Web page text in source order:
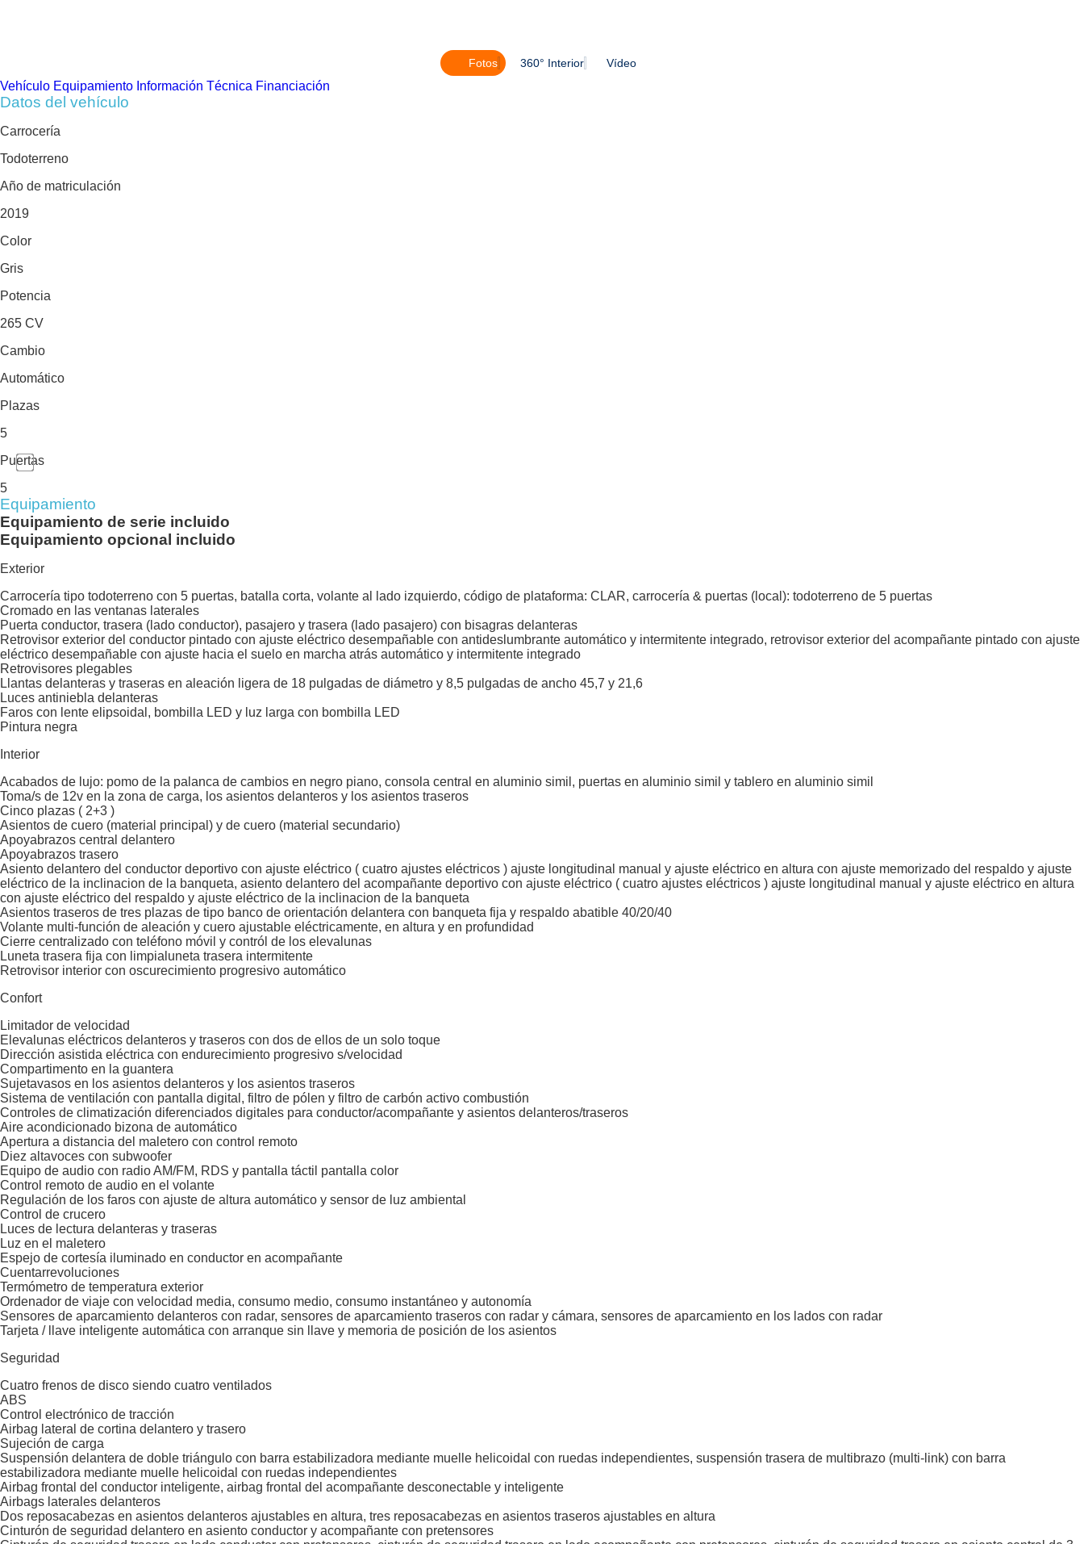
Fotos 360° Interior Vídeo
Vehículo Equipamiento Información Técnica Financiación
Datos del vehículo
Carrocería
Todoterreno
Año de matriculación
2019
Color
Gris
Potencia
265 CV
Cambio
Automático
Plazas
5
Puertas
5
Equipamiento
Equipamiento de serie incluido
Equipamiento opcional incluido
Exterior
Carrocería tipo todoterreno con 5 puertas, batalla corta, volante al lado izquierdo, código de plataforma: CLAR, carrocería & puertas (local): todoterreno de 5 puertas
Cromado en las ventanas laterales
Puerta conductor, trasera (lado conductor), pasajero y trasera (lado pasajero) con bisagras delanteras
Retrovisor exterior del conductor pintado con ajuste eléctrico desempañable con antideslumbrante automático y intermitente integrado, retrovisor exterior del acompañante pintado con ajuste
eléctrico desempañable con ajuste hacia el suelo en marcha atrás automático y intermitente integrado
Retrovisores plegables
Llantas delanteras y traseras en aleación ligera de 18 pulgadas de diámetro y 8,5 pulgadas de ancho 45,7 y 21,6
Luces antiniebla delanteras
Faros con lente elipsoidal, bombilla LED y luz larga con bombilla LED
Pintura negra
Interior
Acabados de lujo: pomo de la palanca de cambios en negro piano, consola central en aluminio simil, puertas en aluminio simil y tablero en aluminio simil
Toma/s de 12v en la zona de carga, los asientos delanteros y los asientos traseros
Cinco plazas ( 2+3 )
Asientos de cuero (material principal) y de cuero (material secundario)
Apoyabrazos central delantero
Apoyabrazos trasero
Asiento delantero del conductor deportivo con ajuste eléctrico ( cuatro ajustes eléctricos ) ajuste longitudinal manual y ajuste eléctrico en altura con ajuste memorizado del respaldo y ajuste
eléctrico de la inclinacion de la banqueta, asiento delantero del acompañante deportivo con ajuste eléctrico ( cuatro ajustes eléctricos ) ajuste longitudinal manual y ajuste eléctrico en altura
con ajuste eléctrico del respaldo y ajuste eléctrico de la inclinacion de la banqueta
Asientos traseros de tres plazas de tipo banco de orientación delantera con banqueta fija y respaldo abatible 40/20/40
Volante multi-función de aleación y cuero ajustable eléctricamente, en altura y en profundidad
Cierre centralizado con teléfono móvil y contról de los elevalunas
Luneta trasera fija con limpialuneta trasera intermitente
Retrovisor interior con oscurecimiento progresivo automático
Confort
Limitador de velocidad
Elevalunas eléctricos delanteros y traseros con dos de ellos de un solo toque
Dirección asistida eléctrica con endurecimiento progresivo s/velocidad
Compartimento en la guantera
Sujetavasos en los asientos delanteros y los asientos traseros
Sistema de ventilación con pantalla digital, filtro de pólen y filtro de carbón activo combustión
Controles de climatización diferenciados digitales para conductor/acompañante y asientos delanteros/traseros
Aire acondicionado bizona de automático
Apertura a distancia del maletero con control remoto
Diez altavoces con subwoofer
Equipo de audio con radio AM/FM, RDS y pantalla táctil pantalla color
Control remoto de audio en el volante
Regulación de los faros con ajuste de altura automático y sensor de luz ambiental
Control de crucero
Luces de lectura delanteras y traseras
Luz en el maletero
Espejo de cortesía iluminado en conductor en acompañante
Cuentarrevoluciones
Termómetro de temperatura exterior
Ordenador de viaje con velocidad media, consumo medio, consumo instantáneo y autonomía
Sensores de aparcamiento delanteros con radar, sensores de aparcamiento traseros con radar y cámara, sensores de aparcamiento en los lados con radar
Tarjeta / llave inteligente automática con arranque sin llave y memoria de posición de los asientos
Seguridad
Cuatro frenos de disco siendo cuatro ventilados
ABS
Control electrónico de tracción
Airbag lateral de cortina delantero y trasero
Sujeción de carga
Suspensión delantera de doble triángulo con barra estabilizadora mediante muelle helicoidal con ruedas independientes, suspensión trasera de multibrazo (multi-link) con barra
estabilizadora mediante muelle helicoidal con ruedas independientes
Airbag frontal del conductor inteligente, airbag frontal del acompañante desconectable y inteligente
Airbags laterales delanteros
Dos reposacabezas en asientos delanteros ajustables en altura, tres reposacabezas en asientos traseros ajustables en altura
Cinturón de seguridad delantero en asiento conductor y acompañante con pretensores